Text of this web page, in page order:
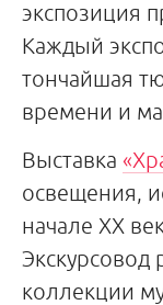
экспозиция
Каждый
тончайшая
времени и
Выставка
освещения,
начале XX
Экскурсовод
коллекции